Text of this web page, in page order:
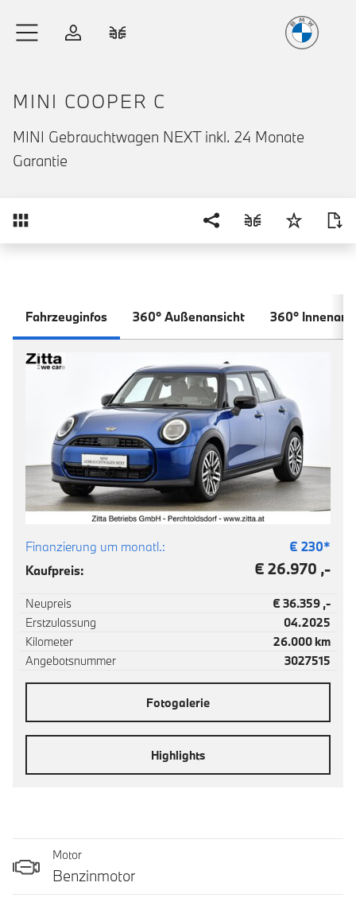
Anmelden
MINI COOPER C
MINI Gebrauchtwagen NEXT inkl. 24 Monate
Garantie
Fahrzeuginfos 360° Außenansicht 360°
Finanzierung um monatl.: € 230*
Kaufpreis:
€ 26.970 ,-
Neupreis
€ 36.359 ,-
Erstzulassung
04.2025
Kilometer
26.000 km
Angebotsnummer
3027515
Fotogalerie
Highlights
Motor
Benzinmotor